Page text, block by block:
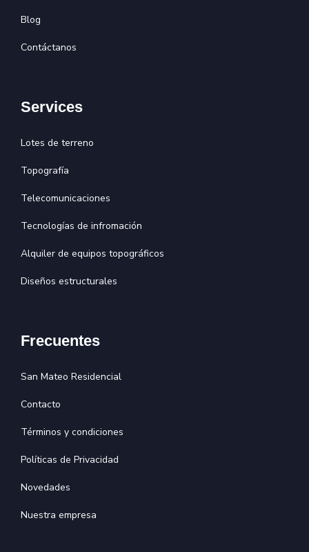
Blog
Contáctanos
Services
Lotes de terreno
Topografía
Telecomunicaciones
Tecnologías de infromación
Alquiler de equipos topográficos
Diseños estructurales
Frecuentes
San Mateo Residencial
Contacto
Términos y condiciones
Políticas de Privacidad
Novedades
Nuestra empresa